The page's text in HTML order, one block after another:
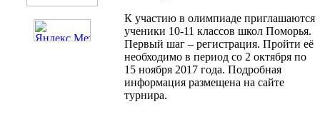
К участию в олимпиаде приглашаются
ученики 10-11 классов школ Поморья.
Первый шаг – регистрация. Пройти её
необходимо в период со 2 октября по
15 ноября 2017 года. Подробная
информация размещена на сайте
турнира.